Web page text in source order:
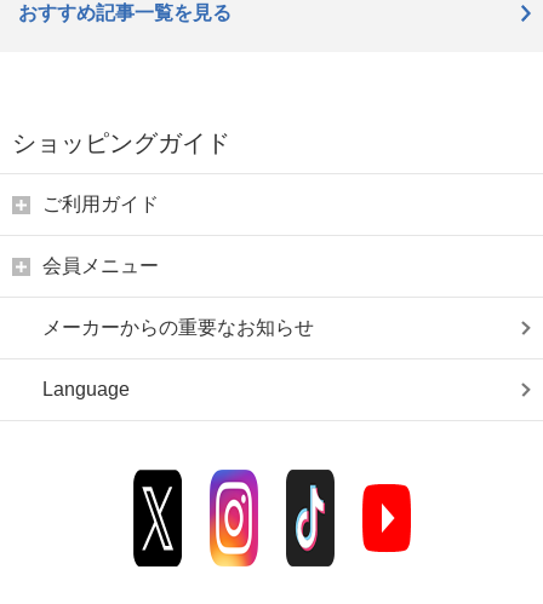
おすすめ記事一覧を見る
ショッピングガイド
ご利用ガイド
会員メニュー
メーカーからの重要なお知らせ
Language